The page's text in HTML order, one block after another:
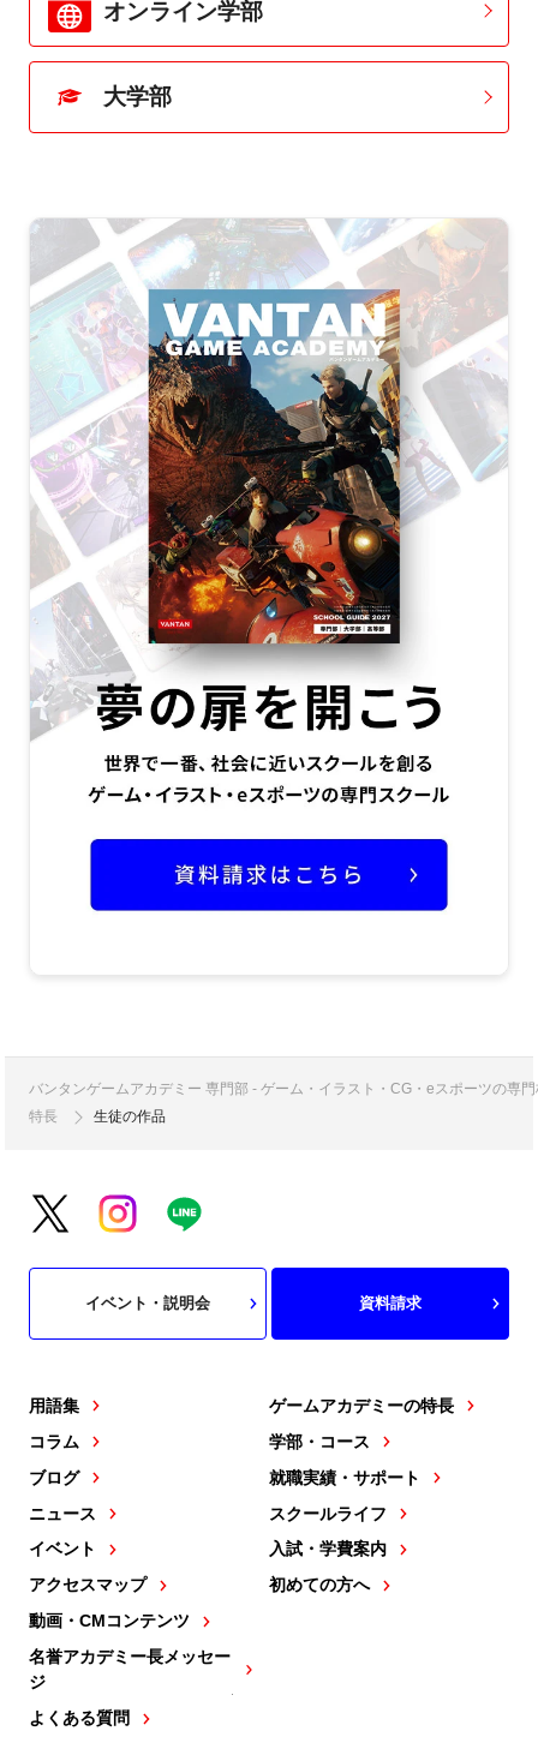
オンライン学部
大学部
バンタンゲームアカデミー 専門部 - ゲーム・イラスト・CG・eスポーツの専
特長
生徒の作品
用語集
コラム
ブログ
ニュース
イベント
アクセスマップ
動画・CMコンテンツ
名誉アカデミー長メッセー
ジ
よくある質問
ゲームアカデミーの特長
学部・コース
就職実績・サポート
スクールライフ
入試・学費案内
初めての方へ
イベント・説明会 資料請求